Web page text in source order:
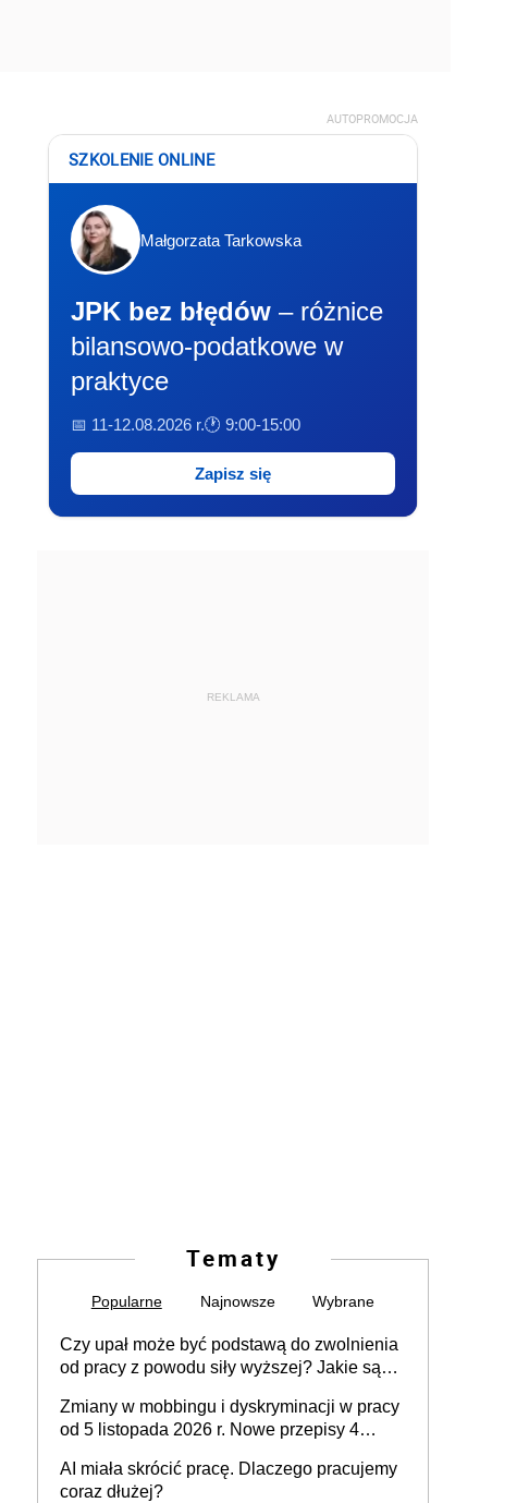
AUTOPROMOCJA
SZKOLENIE ONLINE
Małgorzata Tarkowska
JPK bez błędów – różnice
bilansowo-podatkowe w
praktyce
📅 11-12.08.2026 r.🕐 9:00-15:00
Zapisz się
REKLAMA
Tematy
Popularne Najnowsze Wybrane
Czy upał może być podstawą do zwolnienia
od pracy z powodu siły wyższej? Jakie są
Zmiany w mobbingu i dyskryminacji w pracy
od 5 listopada 2026 r. Nowe przepisy 4
Ustaw
AI miała skrócić pracę. Dlaczego pracujemy
coraz dłużej?